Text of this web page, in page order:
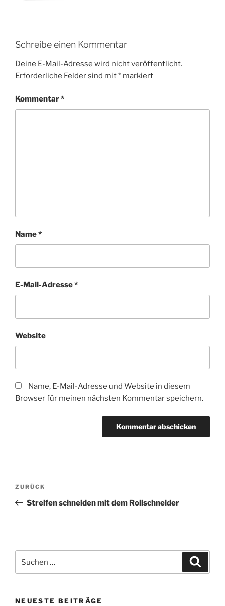
Schreibe einen Kommentar
Deine E-Mail-Adresse wird nicht veröffentlicht.
Erforderliche Felder sind mit* markiert
Kommentar*
Name*
E-Mail-Adresse*
Website
Name, E-Mail-Adresse und Website in diesem
Browser für meinen nächsten Kommentar speichern.
Beitragsnavigation
Vorheriger
Beitrag
ZURÜCK
Streifen schneiden mit dem Rollschneider
nach:
NEUESTE BEITRÄGE